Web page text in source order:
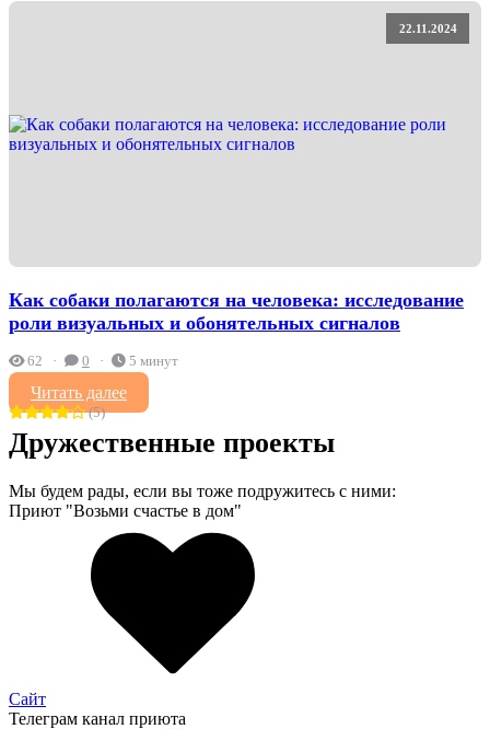
22.11.2024
Как собаки полагаются на человека: исследование
роли визуальных и обонятельных сигналов
62 0 5 минут
Читать далее
(5)
Дружественные проекты
Мы будем рады, если вы тоже подружитесь с ними:
Приют "Возьми счастье в дом"
Сайт
Телеграм канал приюта